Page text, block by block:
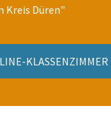
Kreis Düren"
KLASSENZIMMER